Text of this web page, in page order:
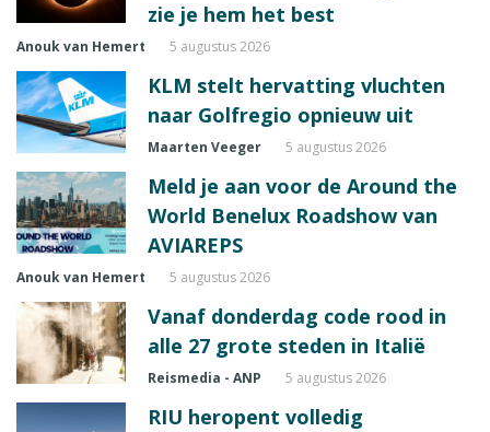
zie je hem het best
Anouk van Hemert 5 augustus 2026
KLM stelt hervatting vluchten
naar Golfregio opnieuw uit
Maarten Veeger 5 augustus 2026
Meld je aan voor de Around the
World Benelux Roadshow van
AVIAREPS
Anouk van Hemert 5 augustus 2026
Vanaf donderdag code rood in
alle 27 grote steden in Italië
Reismedia - ANP 5 augustus 2026
RIU heropent volledig